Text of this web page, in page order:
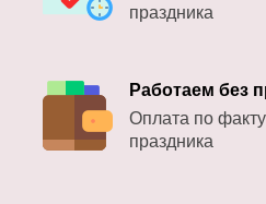
праздника
Работаем без
Оплата по
праздника